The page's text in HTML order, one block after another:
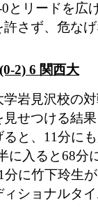
とリードを広
さず、危な
2) 6 関西大
岩見沢校の
せつける結
と、11分に
に入ると68分
に竹下玲生
ショナルタ